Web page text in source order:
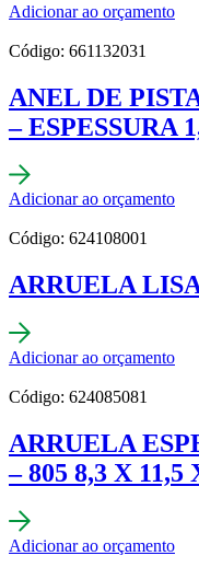
Adicionar ao orçamento
Código: 661132031
ANEL DE
– ESPESSURA
Adicionar ao orçamento
Código: 624108001
ARRUELA
Adicionar ao orçamento
Código: 624085081
ARRUELA
– 805 8,3 X 11,5
Adicionar ao orçamento